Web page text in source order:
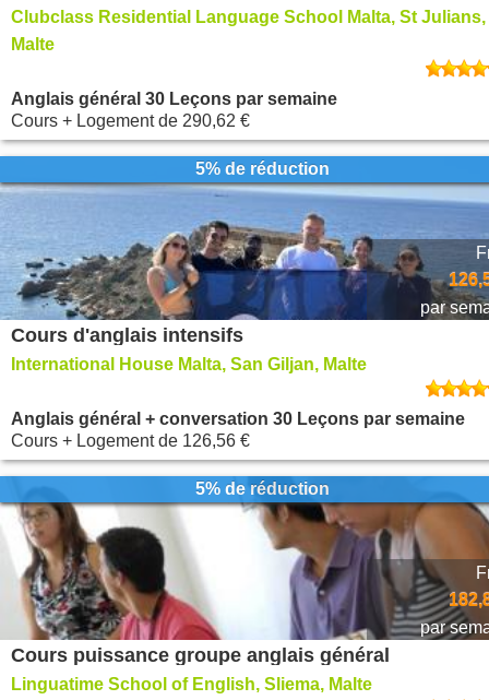
Clubclass Residential Language School Malta, St Julians,
Malte
Anglais général 30 Leçons par semaine
Cours + Logementde 290,62 €
5% de réduction
par
Cours d'anglais intensifs
International House Malta, San Giljan, Malte
Anglais général + conversation 30 Leçons par semaine
Cours + Logementde 126,56 €
5% de réduction
par
Cours puissance groupe anglais général
Linguatime School of English, Sliema, Malte